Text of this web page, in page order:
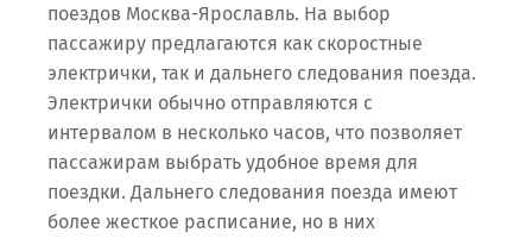
поездов Москва-Ярославль. На выбор
пассажиру предлагаются как скоростные
электрички, так и дальнего следования поезда.
Электрички обычно отправляются с
интервалом в несколько часов, что позволяет
пассажирам выбрать удобное время для
поездки. Дальнего следования поезда имеют
более жесткое расписание, но в них